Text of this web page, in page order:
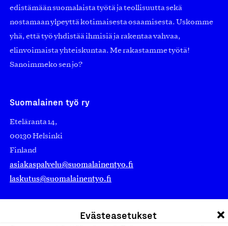
Evästeasetukset
edistämään suomalaista työtä ja teollisuutta sekä
nostamaan ylpeyttä kotimaisesta osaamisesta. Uskomme
yhä, että työ yhdistää ihmisiä ja rakentaa vahvaa,
elinvoimaista yhteiskuntaa. Me rakastamme työtä!
Sanoimmeko sen jo?
Suomalainen työ ry
Eteläranta 14,
00130 Helsinki
Finland
asiakaspalvelu@suomalainentyo.fi
laskutus@suomalainentyo.fi